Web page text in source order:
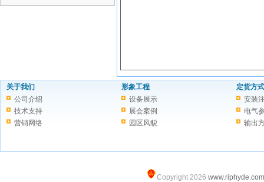
关于我们
公司介绍
技术支持
营销网络
形象工程
设备展示
展会案例
园区风貌
定货方式
安装
电气
输出
Copyright 2026 www.riphyde.com